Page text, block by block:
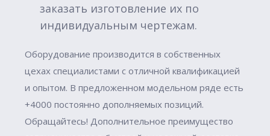
заказать изготовление их по
индивидуальным чертежам.
Оборудование производится в собственных
цехах специалистами с отличной квалификацией
и опытом. В предложенном модельном ряде есть
+4000 постоянно дополняемых позиций.
Обращайтесь! Дополнительное преимущество